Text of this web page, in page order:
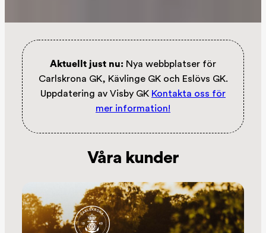
Aktuellt just nu: Nya webbplatser för
Carlskrona GK, Kävlinge GK och Eslövs GK.
Uppdatering av Visby GK Kontakta oss för
mer information!
Våra kunder